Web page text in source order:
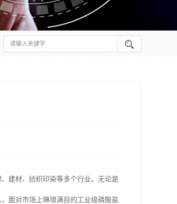
建材、纺织印染等多个行业。无论是
面对市场上琳琅满目的工业级磷酸盐